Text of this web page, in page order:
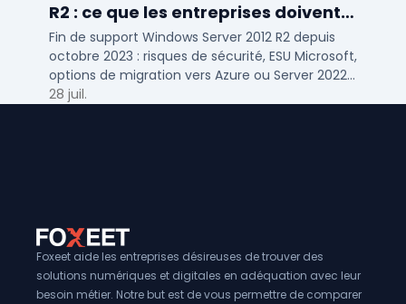
R2 : ce que les entreprises doivent
savoir
Fin de support Windows Server 2012 R2 depuis
octobre 2023 : risques de sécurité, ESU Microsoft,
options de migration vers Azure ou Server 2022
pour TPE, PME et ETI.
28 juil.
Foxeet aide les entreprises désireuses de trouver des
solutions numériques et digitales en adéquation avec leur
besoin métier. Notre but est de vous permettre de comparer